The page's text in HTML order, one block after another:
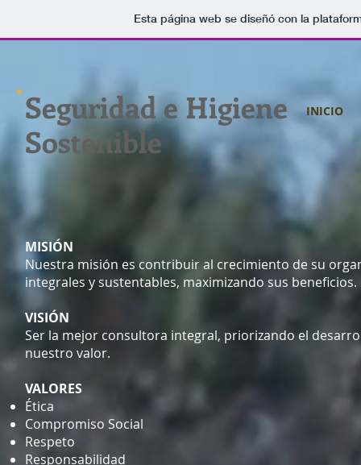
Esta página web se diseñó con la
Seguridad e Higiene
Sostenible
INICIO
MISIÓN
Nuestra misión es contribuir al crecimiento de su
integrales y sustentables, maximizando sus beneficios.
VISIÓN
Ser la mejor consultora integral, priorizando el
nuestro valor.
VALORES
Ética
Compromiso Social
Respeto
Responsabilidad